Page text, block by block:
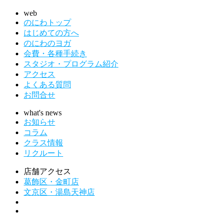
web
のにわトップ
はじめての方へ
のにわのヨガ
会費・各種手続き
スタジオ・プログラム紹介
アクセス
よくある質問
お問合せ
what's news
お知らせ
コラム
クラス情報
リクルート
店舗アクセス
葛飾区・金町店
文京区・湯島天神店